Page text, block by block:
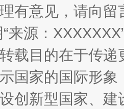
塑工作
有意见，请向
来源：
载目的在于传
国家的国际形
创新型国家、